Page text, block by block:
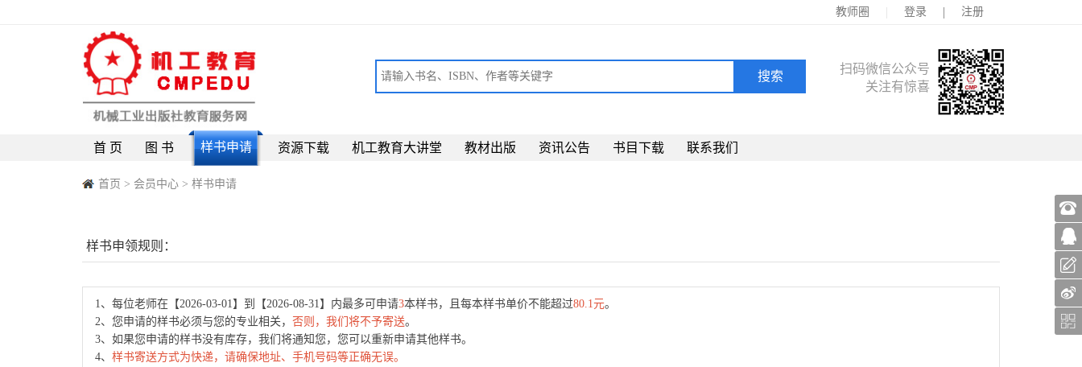
首 页 图 书 样书申请 资源下载 机工教育大讲堂 教材出版 资讯公告 书目下载 联系我们
教师圈 | 登录 | 注册
扫码微信公众号
关注有惊喜
首页 > 会员中心 > 样书申请
样书申领规则：
1、每位老师在【2026-03-01】到【2026-08-31】内最多可申请3本样书，且每本样书单价不能超过80.1元。
2、您申请的样书必须与您的专业相关， 否则，我们将不予寄送。
3、如果您申请的样书没有库存，我们将通知您，您可以重新申请其他样书。
4、 样书寄送方式为快递，请确保地址、手机号码等正确无误。